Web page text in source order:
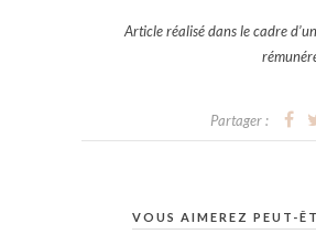
Article réalisé dans le cadre
Partager :
VOUS AIMEREZ PEUT-